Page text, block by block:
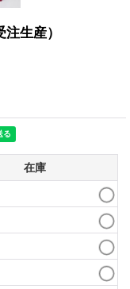
生産）
在庫